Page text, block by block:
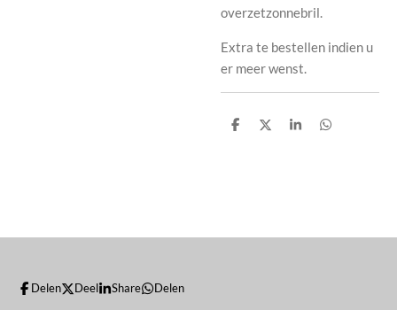
overzetzonnebril.
Extra te bestellen indien u
er meer wenst.
D
D
S
D
Delen Deel Share Delen